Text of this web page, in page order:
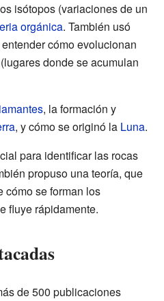
isótopos (variaciones de un
orgánica. También usó
cómo evolucionan
donde se acumulan
, la formación y
, y cómo se originó la Luna.
para identificar las rocas
propuso una teoría, que
cómo se forman los
fluye rápidamente.
de 500 publicaciones